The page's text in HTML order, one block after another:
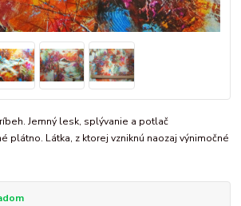
Jemný lesk, splývanie a potlač
plátno. Látka, z ktorej vzniknú naozaj výnimočné